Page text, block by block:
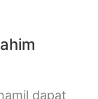
dapat